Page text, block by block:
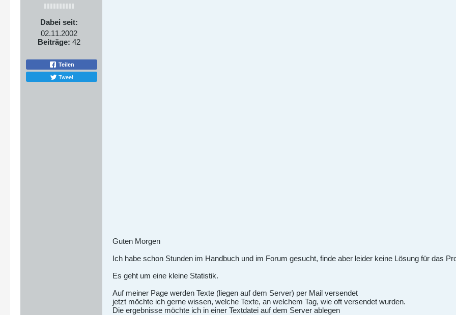
Dabei seit:
02.11.2002
Beiträge: 42
Teilen
Tweet
Guten Morgen
Ich habe schon Stunden im Handbuch und im Forum gesucht, finde aber leider keine Lösung für das
Es geht um eine kleine Statistik.
Auf meiner Page werden Texte (liegen auf dem Server) per Mail versendet
jetzt möchte ich gerne wissen, welche Texte, an welchem Tag, wie oft versendet wurden.
Die ergebnisse möchte ich in einer Textdatei auf dem Server ablegen